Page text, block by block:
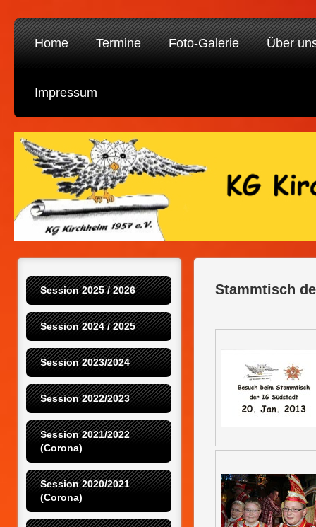
Home Termine Foto-Galerie Über
Impressum
Session 2025 / 2026
Session 2024 / 2025
Session 2023/2024
Session 2022/2023
Session 2021/2022
(Corona)
Session 2020/2021
(Corona)
Stammtisch